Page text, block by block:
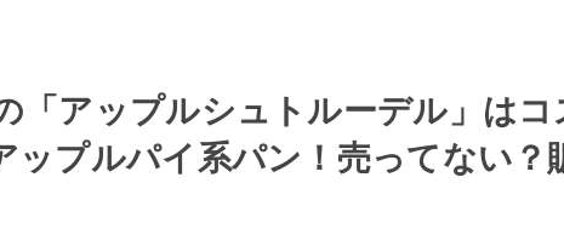
「アップルシュトルーデル」は
ップルパイ系パン！売ってない？